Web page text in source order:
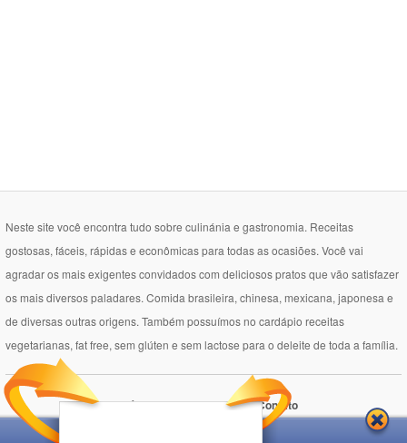
Neste site você encontra tudo sobre culinánia e gastronomia. Receitas
gostosas, fáceis, rápidas e econômicas para todas as ocasiões. Você vai
agradar os mais exigentes convidados com deliciosos pratos que vão satisfazer
os mais diversos paladares. Comida brasileira, chinesa, mexicana, japonesa e
de diversas outras origens. Também possuímos no cardápio receitas
vegetarianas, fat free, sem glúten e sem lactose para o deleite de toda a família.
Política de Privacidade Contato